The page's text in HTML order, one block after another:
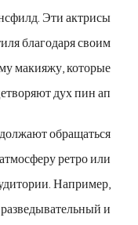
Эти актрисы
благодаря своим
макияжу, которые
дух пин ап.
обращаться
ретро или
Например,
и